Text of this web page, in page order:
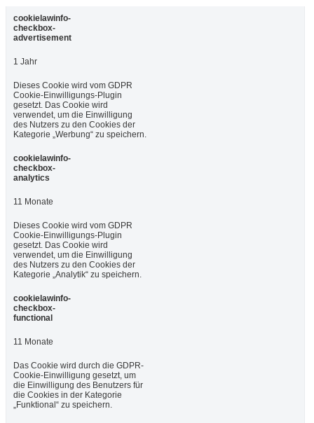
cookielawinfo-
checkbox-
advertisement
1 Jahr
Dieses Cookie wird vom GDPR
Cookie-Einwilligungs-Plugin
gesetzt. Das Cookie wird
verwendet, um die Einwilligung
des Nutzers zu den Cookies der
Kategorie „Werbung“ zu speichern.
cookielawinfo-
checkbox-
analytics
11 Monate
Dieses Cookie wird vom GDPR
Cookie-Einwilligungs-Plugin
gesetzt. Das Cookie wird
verwendet, um die Einwilligung
des Nutzers zu den Cookies der
Kategorie „Analytik“ zu speichern.
cookielawinfo-
checkbox-
functional
11 Monate
Das Cookie wird durch die GDPR-
Cookie-Einwilligung gesetzt, um
die Einwilligung des Benutzers für
die Cookies in der Kategorie
„Funktional“ zu speichern.